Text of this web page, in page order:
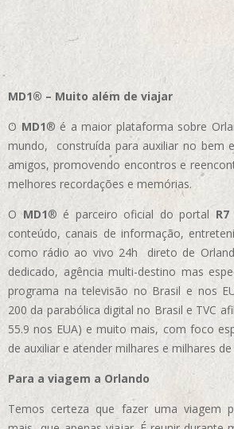
MD1® – Muito além de viajar
O MD1® é a maior plataforma sobre
mundo, construída para auxiliar no bem
amigos, promovendo encontros e
melhores recordações e memórias.
OMD1® é parceiro oficial do portal R7
conteúdo, canais de informação,
como rádio ao vivo 24h direto de
dedicado, agência multi-destino mas
programa na televisão no Brasil e nos
200 da parabólica digital no Brasil e TVC
55.9 nos EUA) e muito mais, com foco
de auxiliar e atender milhares e milhares
Para a viagem a Orlando
Temos certeza que fazer uma viagem